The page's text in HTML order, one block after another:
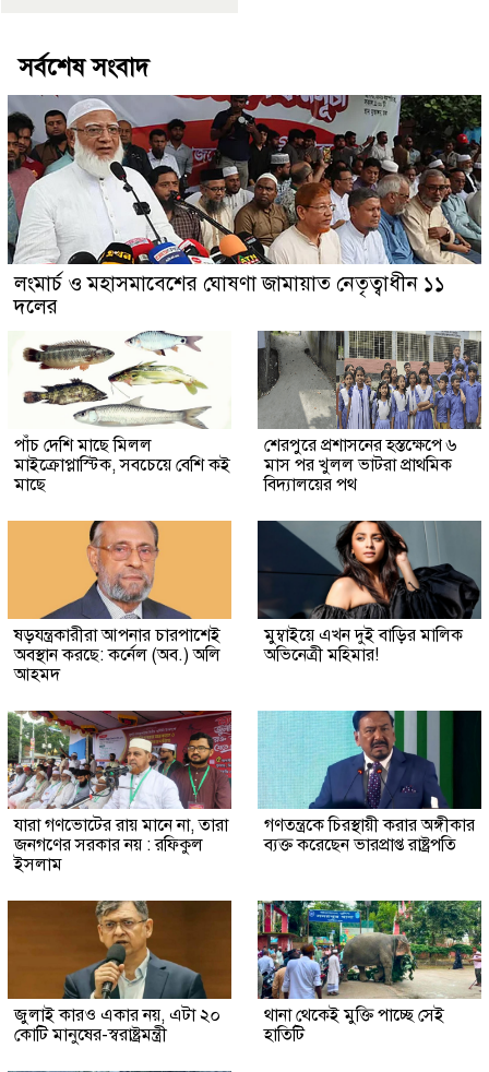
সর্বশেষ সংবাদ
লংমার্চ ও মহাসমাবেশের ঘোষণা জামায়াত নেতৃত্বাধীন ১১
দলের
পাঁচ দেশি মাছে মিলল
মাইক্রোপ্লাস্টিক, সবচেয়ে বেশি কই
মাছে
শেরপুরে প্রশাসনের হস্তক্ষেপে ৬
মাস পর খুলল ভাটরা প্রাথমিক
বিদ্যালয়ের পথ
ষড়যন্ত্রকারীরা আপনার চারপাশেই
অবস্থান করছে: কর্নেল (অব.) অলি
আহমদ
মুম্বাইয়ে এখন দুই বাড়ির মালিক
অভিনেত্রী মহিমার!
যারা গণভোটের রায় মানে না, তারা
জনগণের সরকার নয় : রফিকুল
ইসলাম
গণতন্ত্রকে চিরস্থায়ী করার অঙ্গীকার
ব্যক্ত করেছেন ভারপ্রাপ্ত রাষ্ট্রপতি
জুলাই কারও একার নয়, এটা ২০
কোটি মানুষের-স্বরাষ্ট্রমন্ত্রী
থানা থেকেই মুক্তি পাচ্ছে সেই
হাতিটি